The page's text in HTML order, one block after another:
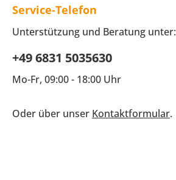
Service-Telefon
Unterstützung und Beratung unter:
+49 6831 5035630
Mo-Fr, 09:00 - 18:00 Uhr
Oder über unser Kontaktformular.